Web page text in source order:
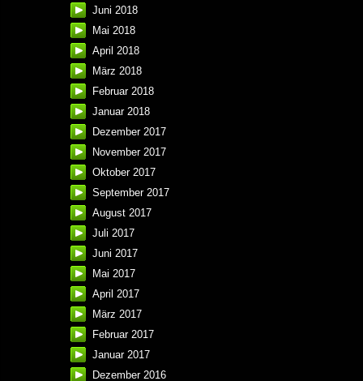
Juni 2018
Mai 2018
April 2018
März 2018
Februar 2018
Januar 2018
Dezember 2017
November 2017
Oktober 2017
September 2017
August 2017
Juli 2017
Juni 2017
Mai 2017
April 2017
März 2017
Februar 2017
Januar 2017
Dezember 2016